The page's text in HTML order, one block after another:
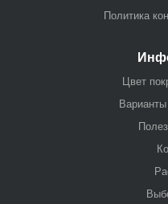
Политика
Цвет